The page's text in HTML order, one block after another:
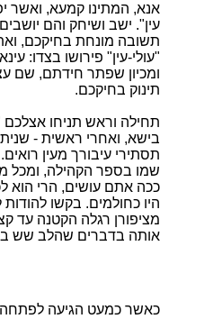
אנא, המתינו קמעא, ואשר
עין". ישב ושיחק והם
תשובה מונחת בחיקכם,
"עולי-עין" פירושו בצדו:
ומכיון שפתר חידתם, שם
תינוק בחיקכם.
תחילה וראש תניחו אצלכם
בישא, ואחרי ראשית -
תסתירי עיבורך מעין
שמו בספר הקהילה, ומכל
ככה אתם עושים, הרי הוא
היו כחולמים. בקשו
מציפורן רגלה הקטנה עד
אותה בדברים שהלב שש
כאשר כמעט הגיעה לפתחה